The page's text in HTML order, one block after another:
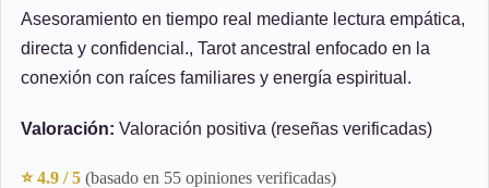
Asesoramiento en tiempo real mediante lectura empática,
directa y confidencial., Tarot ancestral enfocado en la
conexión con raíces familiares y energía espiritual.
Valoración: Valoración positiva (reseñas verificadas)
⭐ 4.9 / 5 (basado en 55 opiniones verificadas)